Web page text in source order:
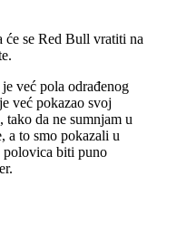
će se Red Bull vratiti na
već pola odrađenog
već pokazao svoj
da ne sumnjam u
a to smo pokazali u
polovica biti puno